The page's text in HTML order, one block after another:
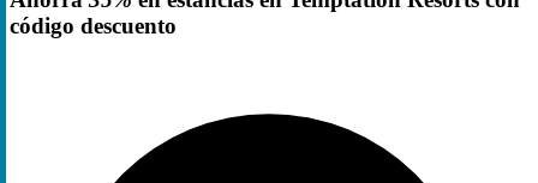
código descuento